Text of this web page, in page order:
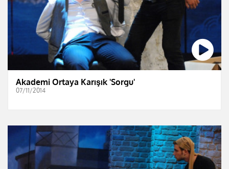
Akademi Ortaya Karışık 'Sorgu'
07/11/2014